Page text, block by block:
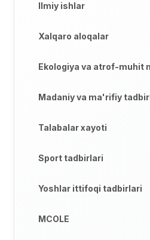
Ilmiy ishlar
Xalqaro aloqalar
Ekologiya va atrof-muhit
Madaniy va ma'rifiy
Talabalar xayoti
Sport tadbirlari
Yoshlar ittifoqi tadbirlari
MCOLE